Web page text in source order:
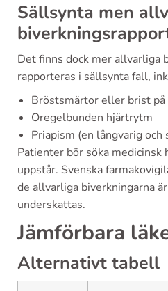
Sällsynta men
Det finns dock mer allvarliga
rapporteras i sällsynta fall,
Bröstsmärtor eller brist på
Oregelbunden hjärtrytm
Priapism (en långvarig
Patienter bör söka medicinsk
uppstår. Svenska
de allvarliga biverkningarna
underskattas.
Jämförbara
Alternativt tabell